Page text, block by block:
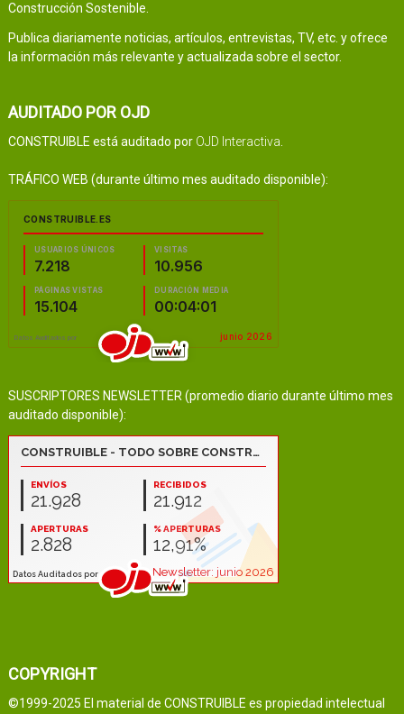
Construcción Sostenible.
Publica diariamente noticias, artículos, entrevistas, TV, etc. y ofrece
la información más relevante y actualizada sobre el sector.
AUDITADO POR OJD
CONSTRUIBLE está auditado por OJD Interactiva.
TRÁFICO WEB (durante último mes auditado disponible):
SUSCRIPTORES NEWSLETTER (promedio diario durante último mes
auditado disponible):
COPYRIGHT
©1999-2025 El material de CONSTRUIBLE es propiedad intelectual